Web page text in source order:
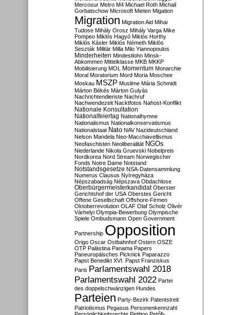
Mercosur Metro M4 Michael Roth Michail
Gorbatschow Microsoft Mieten Migation
Migration Migration Aid Mihai
Tudose Mihály Orosz Mihály Varga Mike
Pompeo Miklós Hagyó Miklós Horthy
Miklós Kásler Miklós Németh Miklós
Seszták Militär Milla Milo Yiannopoulos
Minderheiten Mindestlohn Minsk-
Abkommen Mittelklasse MKB MKKP
Mobilisierung MOL Momentum Monarchie
Moral Moratorium Mord Moria Moschee
Moskau MSZP Muslime Mária Schmidt
Márton Békés Márton Gulyás
Nachrichtendienste Nachruf
Nachwendezeit Nacktfotos Nahost-Konflikt
Nationale Konsultation
Nationalfeiertag Nationalhymne
Nationalismus Nationalkonservatismus
Nationalstaat Nato NAV Nazideutschland
Nelson Mandela Neo-Macchiavellismus
Neofaschisten Neoliberalität NGOs
Niederlande Nikola Gruevski Nobelpreis
Nordkorea Nord Stream Norwegischer
Fonds Notre Dame Notstand
Notstandsgesetze NSA-Datensammlung
Numerus Clausus Nyíregyháza
Népszabadság Népszava Obdachlose
Oberbürgermeisterkandidat Oberster
Gerichtshof der USA Oberstes Gericht
Offene Gesellschaft Offshore-Firmen
Oktoberrevolution OLAF Olaf Scholz Olivér
Várhelyi Olympia-Bewerbung Olympische
Spiele Ombudsmann Open Government
Partnership Opposition
Origo Oscar Ostbahnhof Ostern OSZE
OTP Palästina Panama Papers
Paneuropäisches Picknick Paparazzo
Papst Benedikt XVI. Papst Franziskus
Paris Parlamentswahl 2018
Parlamentswahl 2022 Partei
des doppelschwänzigen Hundes
Parteien Party-Bezirk Patentstreit
Patriotismus Pegasus Personenkennzahl